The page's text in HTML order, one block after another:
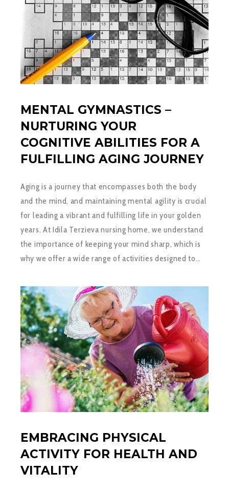
MENTAL GYMNASTICS –
NURTURING YOUR
COGNITIVE ABILITIES FOR A
FULFILLING AGING JOURNEY
Aging is a journey that encompasses both the body
and the mind, and maintaining mental agility is crucial
for leading a vibrant and fulfilling life in your golden
years. At Idila Terzieva nursing home, we understand
the importance of keeping your mind sharp, which is
why we offer a wide range of activities designed to…
EMBRACING PHYSICAL
ACTIVITY FOR HEALTH AND
VITALITY